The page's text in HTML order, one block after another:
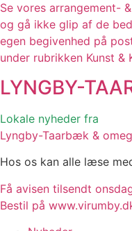
Se vores arrangement-
og gå ikke glip af de
egen begivenhed på
under rubrikken Kunst &
LYNGBY-
Lokale nyheder fra
Lyngby-Taarbæk &
Hos os kan alle læse
Få avisen tilsendt
Bestil på